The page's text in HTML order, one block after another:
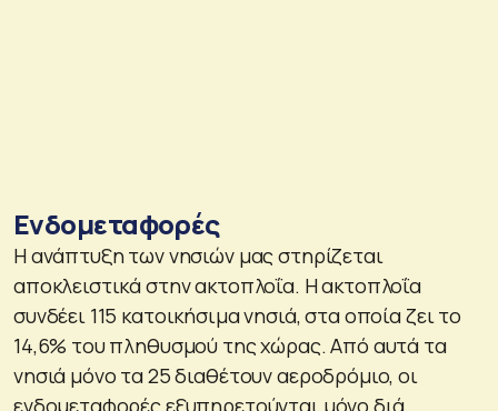
Ενδομεταφορές
Η ανάπτυξη των νησιών μας στηρίζεται
αποκλειστικά στην ακτοπλοΐα. H ακτοπλοΐα
συνδέει 115 κατοικήσιμα νησιά, στα οποία ζει το
14,6% του πληθυσμού της χώρας. Από αυτά τα
νησιά μόνο τα 25 διαθέτουν αεροδρόμιο, οι